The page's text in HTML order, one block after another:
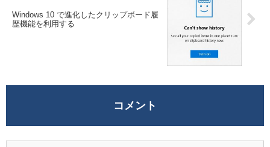
Windows 10 で進化したクリップボード履
歴機能を利用する
コメント